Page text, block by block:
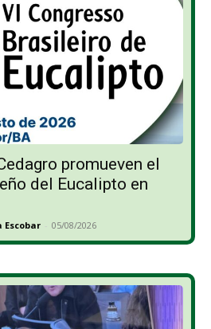
promueven el
del Eucalipto en
Escobar - 05/08/2026